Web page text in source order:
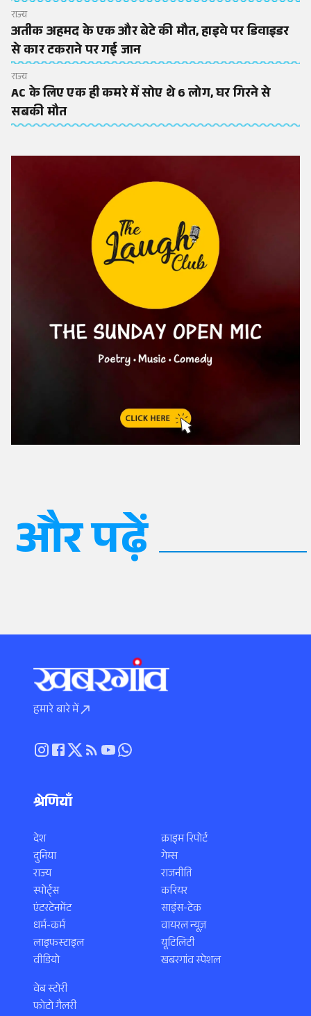
राज्य
अतीक अहमद के एक और बेटे की मौत, हाइवे पर डिवाइडर
से कार टकराने पर गई जान
राज्य
AC के लिए एक ही कमरे में सोए थे 6 लोग, घर गिरने से
सबकी मौत
और पढ़ें
हमारे बारे में
श्रेणियाँ
देश
दुनिया
राज्य
स्पोर्ट्स
एंटरटेनमेंट
धर्म-कर्म
लाइफस्टाइल
वीडियो
क्राइम रिपोर्ट
गेम्स
राजनीति
करियर
साइंस-टेक
वायरल न्यूज़
यूटिलिटी
खबरगांव स्पेशल
वेब स्टोरी
फोटो गैलरी